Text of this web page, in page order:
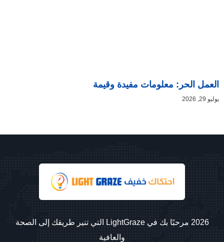
العمل الحر: معلومات مفيدة وقيمة
يوليو 29, 2026
2026 مرحبًا بك في LightGraze التي تنير طريقك إلى الصحة
والعافية